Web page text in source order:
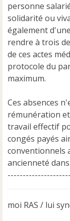
personne
solidarité ou
également
rendre à trois
de ces actes
protocole du
maximum.
Ces absences
rémunération
travail effectif
congés payés
conventionnels
ancienneté
moi RAS / lui